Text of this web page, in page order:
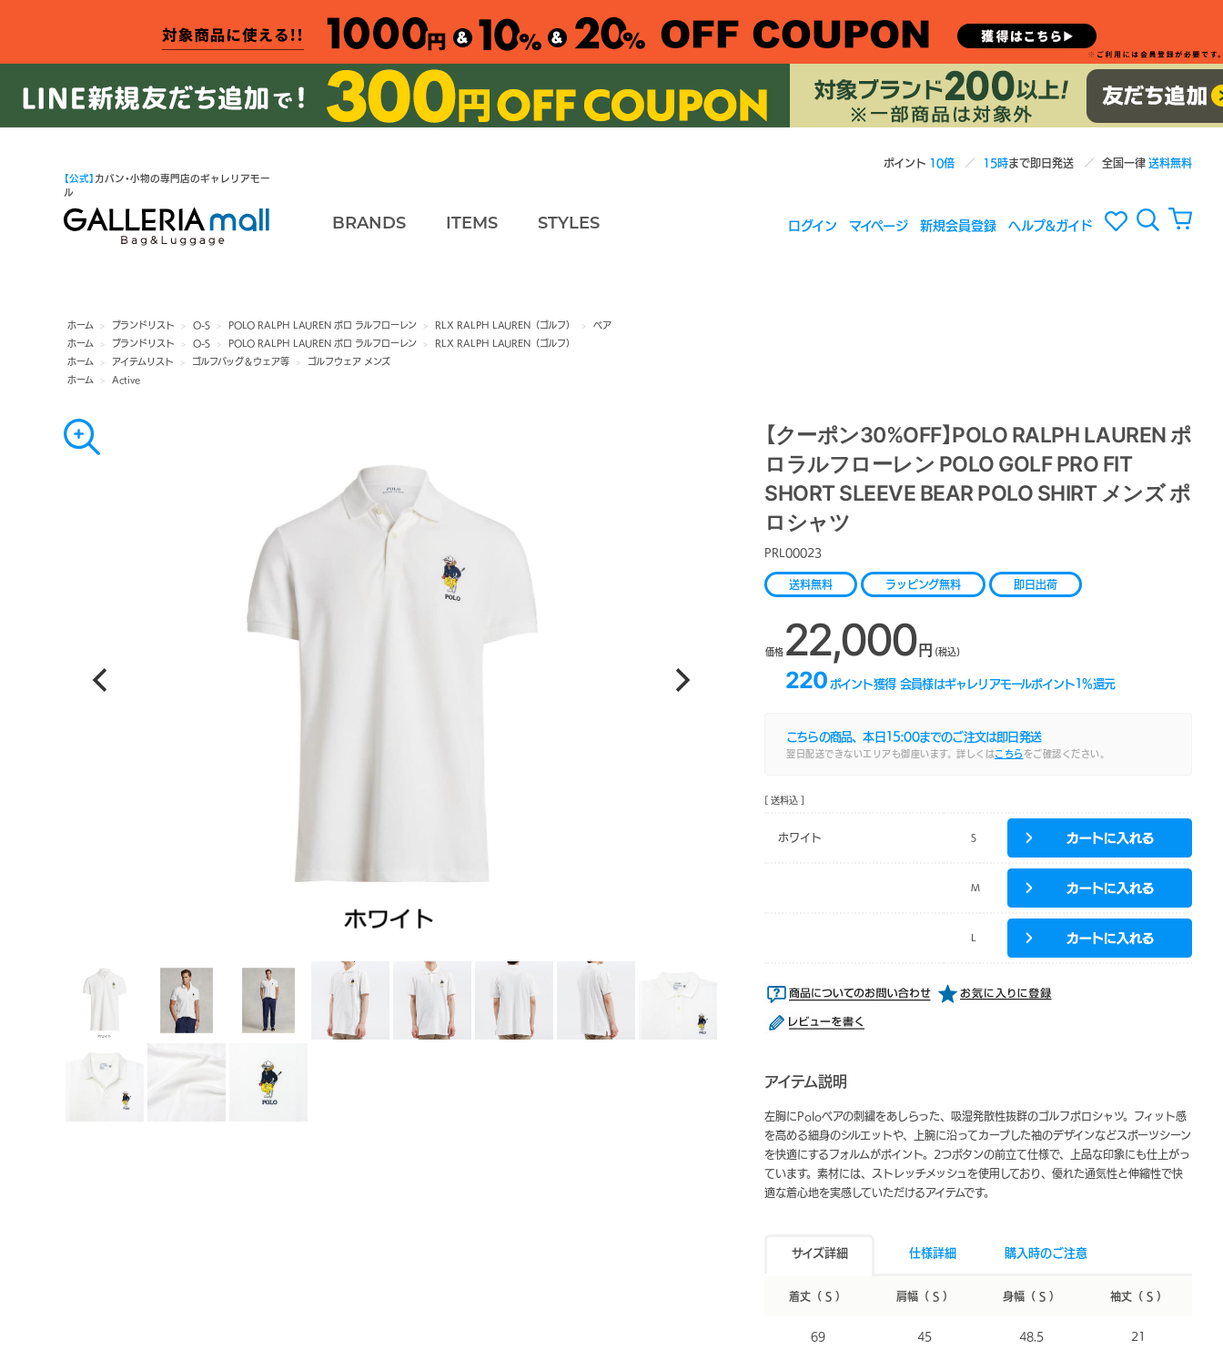
ポイント 10倍 15時まで即日発送 全国一律送料無料
【公式】 カバン・小物の専門店のギャレリアモー
ル
BRANDS ITEMS STYLES ログイン マイページ 新規会員登録 ヘルプ&ガイド
ホーム > ブランドリスト > O-S > POLO RALPH LAUREN ポロ ラルフローレン > RLX RALPH LAUREN（ゴルフ） >
ベア
ホーム
> ブランドリスト > O-S > POLO RALPH LAUREN ポロ ラルフローレン >
RLX RALPH LAUREN（ゴルフ）
ホーム
> アイテムリスト > ゴルフバッグ＆ウェア等 >
ゴルフウェア メンズ
ホーム
> Active
【クーポン30%OFF】POLO RALPH LAUREN ポ
ロラルフローレン POLO GOLF PRO FIT
SHORT SLEEVE BEAR POLO SHIRT メンズ ポ
ロシャツ
PRL00023
送料無料 ラッピング無料 即日出荷
価格 22,000円 (税込)
220 ポイント獲得 会員様はギャレリアモールポイント 1%還元
こちらの商品、本日 15:00までのご注文は即日発送
翌日配送できないエリアも御座います。詳しくはこちら をご確認ください。
[ 送料込 ]
ホワイト S
M
アイテム説明
左胸にPoloベアの刺繍をあしらった、吸湿発散性抜群のゴルフポロシャツ。フィット感
を高める細身のシルエットや、上腕に沿ってカーブした袖のデザインなどスポーツシーン
を快適にするフォルムがポイント。2つボタンの前立て仕様で、上品な印象にも仕上がっ
ています。素材には、ストレッチメッシュを使用しており、優れた通気性と伸縮性で快
適な着心地を実感していただけるアイテムです。
サイズ詳細 仕様詳細 購入時のご注意
着丈（ S ）
69
肩幅（ S ）
45
身幅（ S ）
48.5
袖丈（ S ）
21